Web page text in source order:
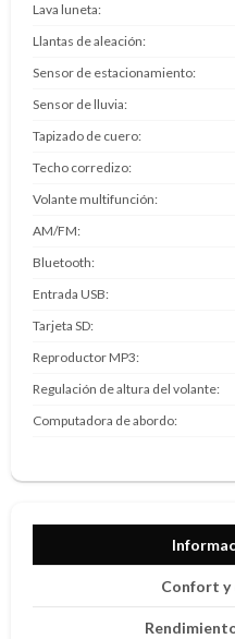
Lava luneta
Llantas de aleación
Sensor de estacionamiento
Sensor de lluvia
Tapizado de cuero
Techo corredizo
Volante multifunción
AM/FM
Bluetooth
Entrada USB
Tarjeta SD
Reproductor MP3
Regulación de altura del volante
Computadora de abordo
Confort y